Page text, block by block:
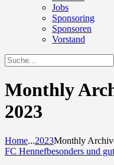
Jobs
Sponsoring
Sponsoren
Vorstand
Monthly
2023
Home...2023Monthly
FC Hennefbesonders und gut